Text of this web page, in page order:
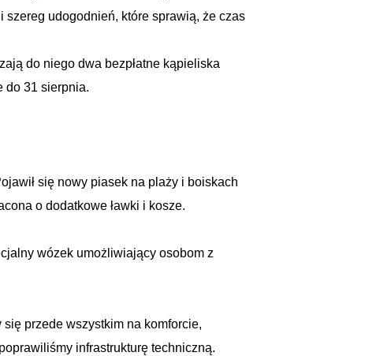
udogodnień, które sprawią, że czas
do niego dwa bezpłatne kąpieliska
do 31 sierpnia.
się nowy piasek na plaży i boiskach
o dodatkowe ławki i kosze.
wózek umożliwiający osobom z
przede wszystkim na komforcie,
infrastrukturę techniczną.